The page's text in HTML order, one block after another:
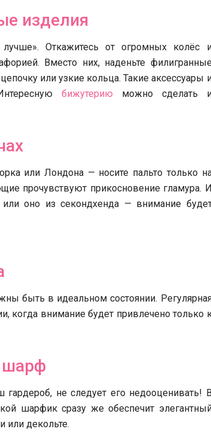
изделия
Откажитесь от огромных колёс
Вместо них, наденьте
или узкие кольца. Такие аксессуары
бижутерию можно сделать
или Лондона — носите пальто только
прочувствуют прикосновение гламура. И
или оно из секондхенда — внимание
быть в идеальном состоянии.
когда внимание будет привлечено только
шарф
не следует его недооценивать! В
шарфик сразу же обеспечит
или декольте.